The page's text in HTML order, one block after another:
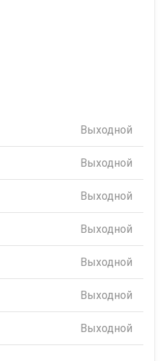
Выходной
Выходной
Выходной
Выходной
Выходной
Выходной
Выходной